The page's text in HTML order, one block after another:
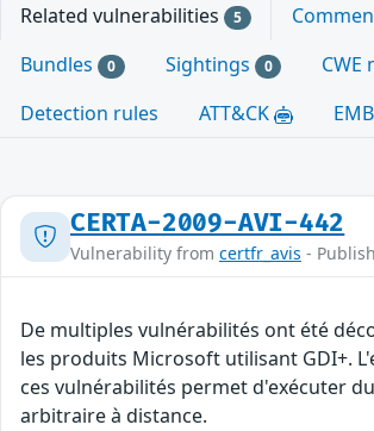
Related vulnerabilities 5
Bundles 0 Sightings 0
CWE
Detection rules
ATT&CK
CERTA-2009-AVI-442
Vulnerability from certfr_avis -
De multiples vulnérabilités ont été
les produits Microsoft utilisant GDI+.
ces vulnérabilités permet d'exécuter
arbitraire à distance.